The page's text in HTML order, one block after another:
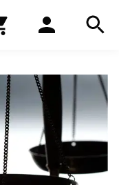
Avaa navigaatio